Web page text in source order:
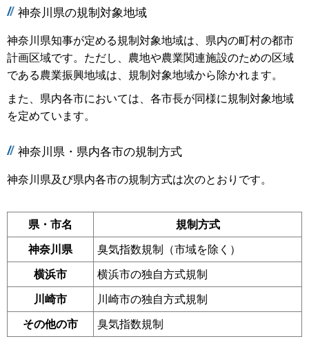
神奈川県の規制対象地域
神奈川県知事が定める規制対象地域は、県内の町村の都市
計画区域です。ただし、農地や農業関連施設のための区域
である農業振興地域は、規制対象地域から除かれます。
また、県内各市においては、各市長が同様に規制対象地域
を定めています。
神奈川県・県内各市の規制方式
神奈川県及び県内各市の規制方式は次のとおりです。
県・市名 規制方式
神奈川県 臭気指数規制（市域を除く）
横浜市 横浜市の独自方式規制
川崎市 川崎市の独自方式規制
その他の市 臭気指数規制